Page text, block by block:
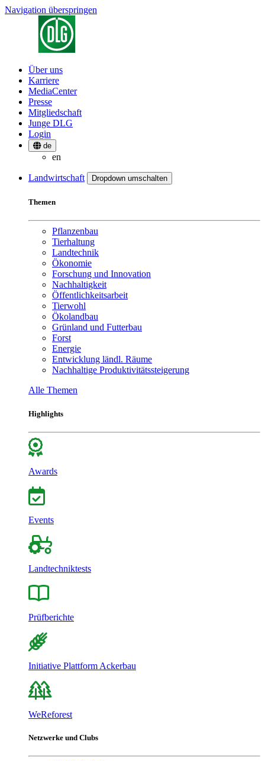
Navigation überspringen
Über uns
Karriere
MediaCenter
Presse
Mitgliedschaft
Junge DLG
Login
de
en
Landwirtschaft Dropdown umschalten
Themen
Pflanzenbau
Tierhaltung
Landtechnik
Ökonomie
Forschung und Innovation
Nachhaltigkeit
Öffentlichkeitsarbeit
Tierwohl
Ökolandbau
Grünland und Futterbau
Forst
Energie
Entwicklung ländl. Räume
Nachhaltige Produktivitätssteigerung
Alle Themen
Highlights
Awards
Events
Landtechniktests
Prüfberichte
Initiative Plattform Ackerbau
WeReforest
Netzwerke und Clubs